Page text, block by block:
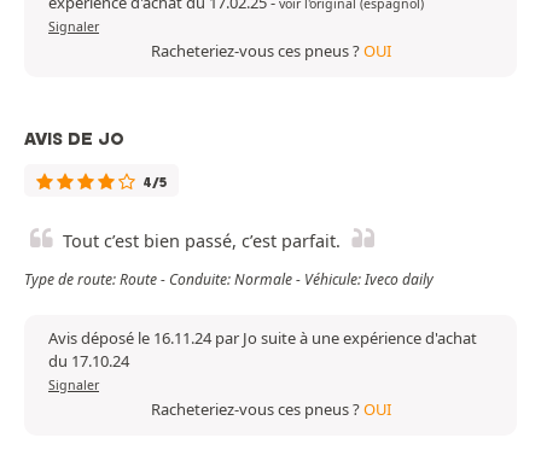
voir l'original (espagnol)
Signaler
Racheteriez-vous ces pneus ?OUI
AVIS DE JO
4/5
Tout c’est bien passé, c’est parfait.
Type de route: Route - Conduite: Normale - Véhicule: Iveco daily
Avis déposé le 16.11.24 par Jo suite à une expérience d'achat
du 17.10.24
Signaler
Racheteriez-vous ces pneus ?OUI